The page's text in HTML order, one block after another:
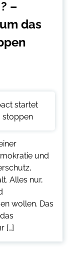
–
das
und
Alles nur,
wollen. Das
[…]